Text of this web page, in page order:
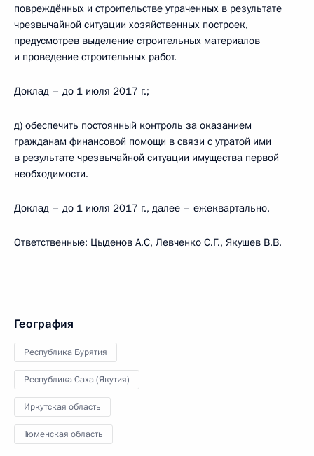
повреждённых и строительстве утраченных в результате
чрезвычайной ситуации хозяйственных построек,
предусмотрев выделение строительных материалов
и проведение строительных работ.
Доклад – до 1 июля 2017 г.;
д) обеспечить постоянный контроль за оказанием
гражданам финансовой помощи в связи с утратой ими
в результате чрезвычайной ситуации имущества первой
необходимости.
Доклад – до 1 июля 2017 г., далее – ежеквартально.
Ответственные: Цыденов А.С, Левченко С.Г., Якушев В.В.
География
Республика Бурятия
Республика Саха (Якутия)
Иркутская область
Тюменская область